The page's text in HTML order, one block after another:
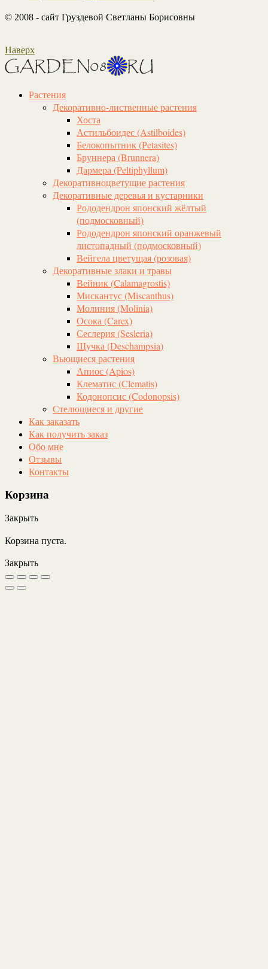
© 2008 - сайт Груздевой Светланы Борисовны
Наверх
Растения
Декоративно-лиственные растения
Хоста
Астильбоидес (Astilboides)
Белокопытник (Рetasites)
Бруннера (Brunnera)
Дармера (Peltiphyllum)
Декоративноцветущие растения
Декоративные деревья и кустарники
Рододендрон японский жёлтый
(подмосковный)
Рододендрон японский оранжевый
листопадный (подмосковный)
Вейгела цветущая (розовая)
Декоративные злаки и травы
Вейник (Calamagrostis)
Мискантус (Miscanthus)
Молиния (Molinia)
Осока (Carex)
Сеслерия (Sesleria)
Щучка (Deschampsia)
Вьющиеся растения
Апиос (Apios)
Клематис (Clematis)
Кодонопсис (Codonopsis)
Стелющиеся и другие
Как заказать
Как получить заказ
Обо мне
Отзывы
Контакты
Корзина
Закрыть
Корзина пуста.
Закрыть